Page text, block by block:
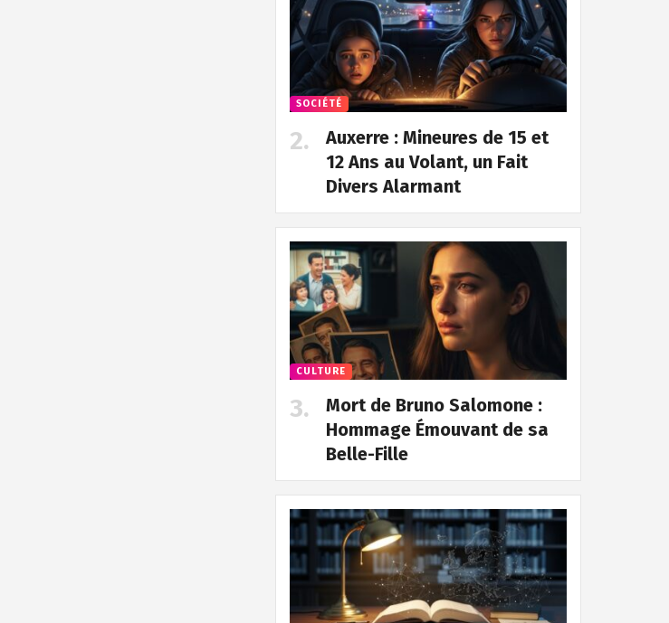
SOCIÉTÉ
Auxerre : Mineures de 15 et
12 Ans au Volant, un Fait
Divers Alarmant
CULTURE
Mort de Bruno Salomone :
Hommage Émouvant de sa
Belle-Fille